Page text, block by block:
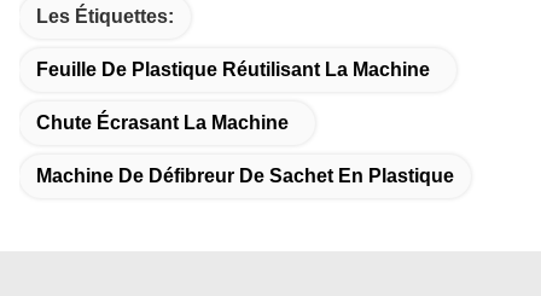
Les Étiquettes:
Feuille De Plastique Réutilisant La Machine
Chute Écrasant La Machine
Machine De Défibreur De Sachet En Plastique